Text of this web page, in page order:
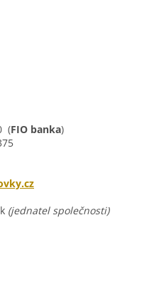
(FIO banka)
(jednatel společnosti)